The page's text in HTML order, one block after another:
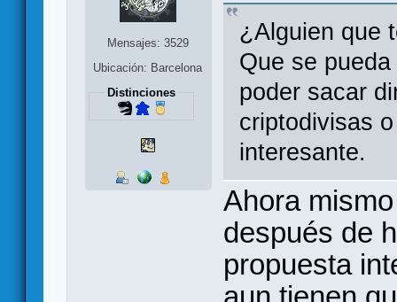
Mensajes: 3529
Ubicación: Barcelona
Distinciones
¿Alguien que
Que se
poder sacar
criptodivisas
interesante.
Ahora
después de
propuesta